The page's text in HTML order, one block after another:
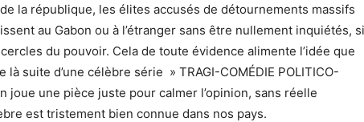
la république, les élites accusés de détournements massifs
au Gabon ou à l’étranger sans être nullement inquiétés, si
du pouvoir. Cela de toute évidence alimente l’idée que
suite d’une célèbre série » TRAGI-COMÉDIE POLITICO-
joue une pièce juste pour calmer l’opinion, sans réelle
est tristement bien connue dans nos pays.